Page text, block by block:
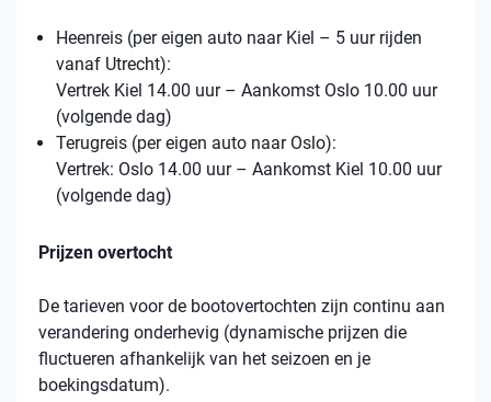
Heenreis (per eigen auto naar Kiel – 5 uur rijden
vanaf Utrecht):
Vertrek Kiel 14.00 uur – Aankomst Oslo 10.00 uur
(volgende dag)
Terugreis (per eigen auto naar Oslo):
Vertrek: Oslo 14.00 uur – Aankomst Kiel 10.00 uur
(volgende dag)
Prijzen overtocht
De tarieven voor de bootovertochten zijn continu aan
verandering onderhevig (dynamische prijzen die
fluctueren afhankelijk van het seizoen en je
boekingsdatum).